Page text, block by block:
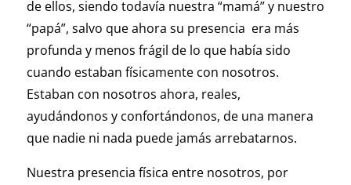
de ellos, siendo todavía nuestra “mamá” y nuestro
“papá”, salvo que ahora su presencia era más
profunda y menos frágil de lo que había sido
cuando estaban físicamente con nosotros.
Estaban con nosotros ahora, reales,
ayudándonos y confortándonos, de una manera
que nadie ni nada puede jamás arrebatarnos.
Nuestra presencia física entre nosotros, por